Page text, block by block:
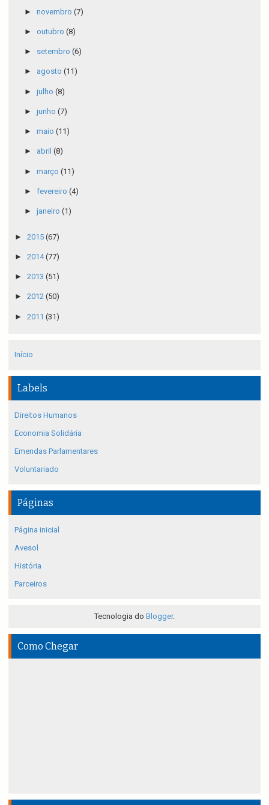
► novembro (7)
► outubro (8)
► setembro (6)
► agosto (11)
► julho (8)
► junho (7)
► maio (11)
► abril (8)
► março (11)
► fevereiro (4)
► janeiro (1)
► 2015 (67)
► 2014(77)
► 2013 (51)
► 2012 (50)
► 2011 (31)
Início
Labels
Direitos Humanos
Economia Solidária
Emendas Parlamentares
Voluntariado
Páginas
Página inicial
Avesol
História
Parceiros
Tecnologia do Blogger.
Como Chegar